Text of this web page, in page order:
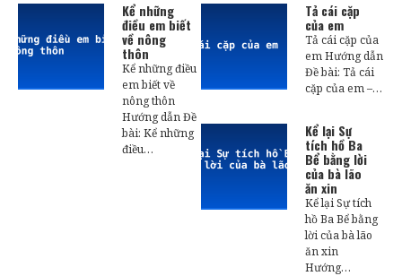
Kể những
điều em biết
về nông
thôn
Kể những điều
em biết về
nông thôn
Hướng dẫn Đề
bài: Kể những
điều…
Tả cái cặp
của em
Tả cái cặp của
em Hướng dẫn
Đề bài: Tả cái
cặp của em –…
Kể lại Sự
tích hồ Ba
Bể bằng lời
của bà lão
ăn xin
Kể lại Sự tích
hồ Ba Bể bằng
lời của bà lão
ăn xin
Hướng…